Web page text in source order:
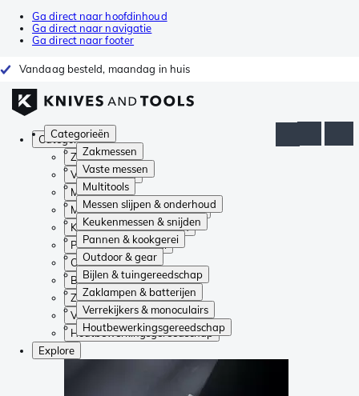
Ga direct naar hoofdinhoud
Ga direct naar navigatie
Ga direct naar footer
Vandaag besteld, maandag in huis
Categorieën
Zakmessen
Vaste messen
Multitools
Messen slijpen & onderhoud
Keukenmessen & snijden
Pannen & kookgerei
Outdoor & gear
Bijlen & tuingereedschap
Zaklampen & batterijen
Verrekijkers & monoculairs
Houtbewerkingsgereedschap
Categorieën
Zakmessen
Vaste messen
Multitools
Messen slijpen & onderhoud
Keukenmessen & snijden
Pannen & kookgerei
Outdoor & gear
Bijlen & tuingereedschap
Zaklampen & batterijen
Verrekijkers & monoculairs
Houtbewerkingsgereedschap
Explore